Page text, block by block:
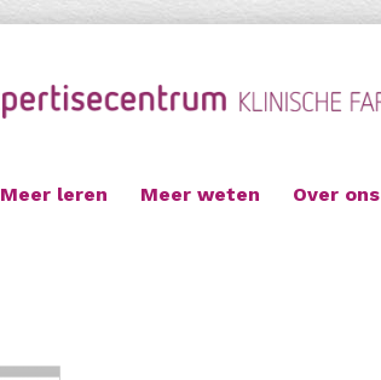
Meer leren Meer weten Over ons